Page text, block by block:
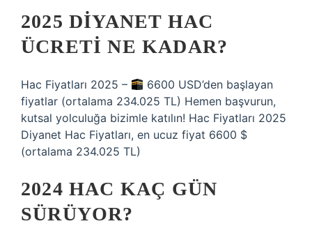
2025 DIYANET HAC
ÜCRETI NE KADAR?
Hac Fiyatları 2025 –
6600 USD’den başlayan
fiyatlar (ortalama 234.025 TL) Hemen başvurun,
kutsal yolculuğa bizimle katılın! Hac Fiyatları 2025
Diyanet Hac Fiyatları, en ucuz fiyat 6600 $
(ortalama 234.025 TL)
2024 HAC KAÇ GÜN
SÜRÜYOR?